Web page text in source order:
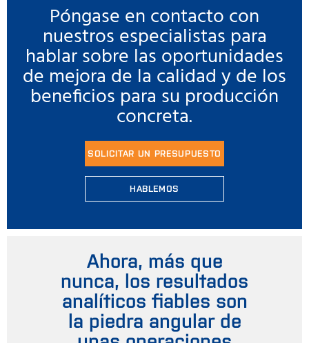
Póngase en contacto con
nuestros especialistas para
hablar sobre las oportunidades
de mejora de la calidad y de los
beneficios para su producción
concreta.
SOLICITAR UN PRESUPUESTO
HABLEMOS
Ahora, más que
nunca, los resultados
analíticos fiables son
la piedra angular de